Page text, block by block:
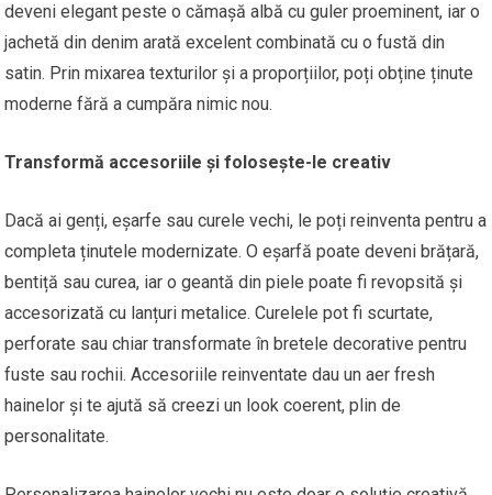
deveni elegant peste o cămașă albă cu guler proeminent, iar o
jachetă din denim arată excelent combinată cu o fustă din
satin. Prin mixarea texturilor și a proporțiilor, poți obține ținute
moderne fără a cumpăra nimic nou.
Transformă accesoriile și folosește-le creativ
Dacă ai genți, eșarfe sau curele vechi, le poți reinventa pentru a
completa ținutele modernizate. O eșarfă poate deveni brățară,
bentiță sau curea, iar o geantă din piele poate fi revopsită și
accesorizată cu lanțuri metalice. Curelele pot fi scurtate,
perforate sau chiar transformate în bretele decorative pentru
fuste sau rochii. Accesoriile reinventate dau un aer fresh
hainelor și te ajută să creezi un look coerent, plin de
personalitate.